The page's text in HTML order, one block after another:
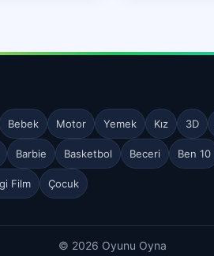
Bebek Motor Yemek Kız 3D
Barbie Basketbol Beceri Ben 10
Film Çocuk
© 2026 Oyunu Oyna